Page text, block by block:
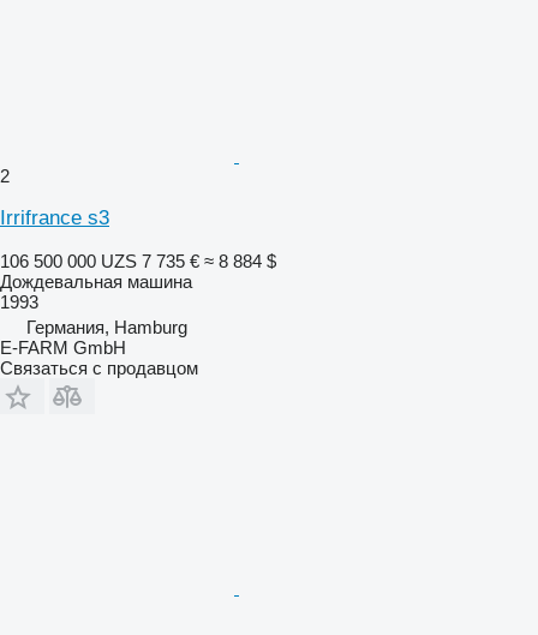
2
Irrifrance s3
106 500 000 UZS 7 735 € ≈ 8 884 $
Дождевальная машина
1993
Германия, Hamburg
E-FARM GmbH
Связаться с продавцом